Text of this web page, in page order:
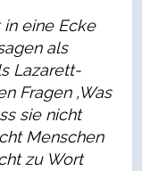
in eine Ecke
als
Lazarett-
Fragen ‚Was
sie nicht
Menschen
zu Wort